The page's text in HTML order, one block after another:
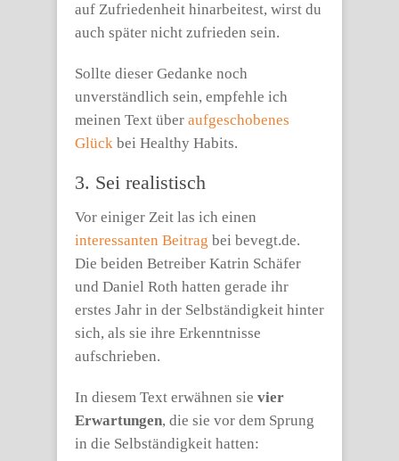
auf Zufriedenheit hinarbeitest, wirst du
auch später nicht zufrieden sein.
Sollte dieser Gedanke noch
unverständlich sein, empfehle ich
meinen Text über aufgeschobenes
Glück bei Healthy Habits.
3. Sei realistisch
Vor einiger Zeit las ich einen
interessanten Beitrag bei bevegt.de.
Die beiden Betreiber Katrin Schäfer
und Daniel Roth hatten gerade ihr
erstes Jahr in der Selbständigkeit hinter
sich, als sie ihre Erkenntnisse
aufschrieben.
In diesem Text erwähnen sie vier
Erwartungen, die sie vor dem Sprung
in die Selbständigkeit hatten: